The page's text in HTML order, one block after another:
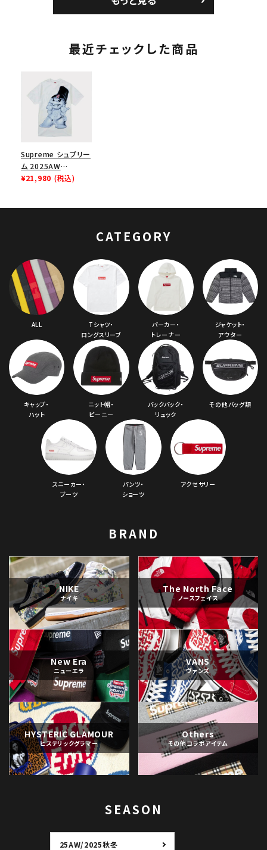
ブラック 黒
最近チェックした商品
Supreme シュプリー
ム 2025AW
Snowman Tee スノ
¥21,980 (税込)
CATEGORY
ALL
Tシャツ・
ロングスリーブ
パーカー・
トレーナー
ジャケット・
アウター
キャップ・
ハット
ニット帽・
ビーニー
バックパック・
リュック
その他バッグ類
スニーカー・
ブーツ
パンツ・
ショーツ
アクセサリー
BRAND
NIKE
ナイキ
The North Face
ノースフェイス
New Era
ニューエラ
VANS
ヴァンズ
HYSTERIC GLAMOUR
ヒステリックグラマー
Others
その他コラボアイテム
SEASON
25AW/2025秋冬